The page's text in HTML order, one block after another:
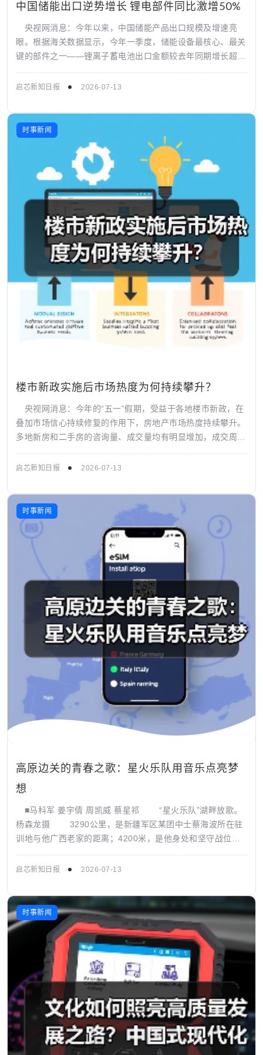
中国储能出口逆势增长 锂电部件同比激增50%
央视网消息：今年以来，中国储能产品出口规模及增速亮
眼。根据海关数据显示，今年一季度，储能设备最核心、最关
键的部件之一——锂离子蓄电池出口金额较去年同期增长超过
启芯新知日报 2026-07-13
时事新闻
楼市新政实施后市场热度为何持续攀升？
央视网消息：今年的“五一”假期，受益于各地楼市新政，在
叠加市场信心持续修复的作用下，房地产市场热度持续攀升。
多地新房和二手房的咨询量、成交量均有明显增加，成交周期
启芯新知日报 2026-07-13
时事新闻
高原边关的青春之歌：星火乐队用音乐点亮梦
想
■马科军 姜宇倩 周凯威 蔡星祁 “星火乐队”湖畔放歌。
杨森龙摄 3290公里，是新疆军区某团中士蔡海波所在驻
训地与他广西老家的距离；4200米，是他身处和坚守战位的
启芯新知日报 2026-07-13
时事新闻